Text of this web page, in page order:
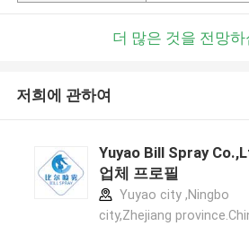
더 많은 것을 전망하
저희에 관하여
Yuyao Bill Spray
업체 프로필
Yuyao city ,Ningbo
city,Zhejiang